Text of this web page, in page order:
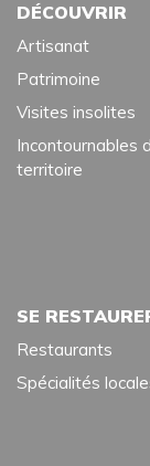
DÉCOUVRIR
Artisanat
Patrimoine
Visites insolites
Incontournables
territoire
SE
Restaurants
Spécialités